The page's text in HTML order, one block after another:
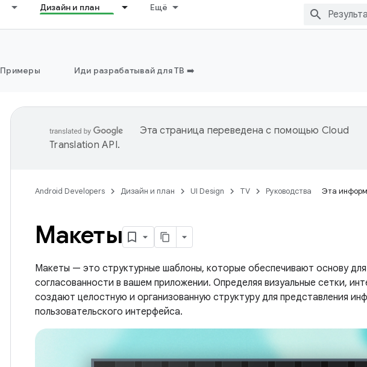
Дизайн и план Ещё
Примеры Иди разрабатывай для ТВ ➡️
Эта страница переведена с помощью Cloud
Translation API.
Android Developers Дизайн и план UI Design TV Руководства Эта
Макеты
Макеты — это структурные шаблоны, которые обеспечивают основу
согласованности в вашем приложении. Определяя визуальные сетки,
создают целостную и организованную структуру для представления
пользовательского интерфейса.